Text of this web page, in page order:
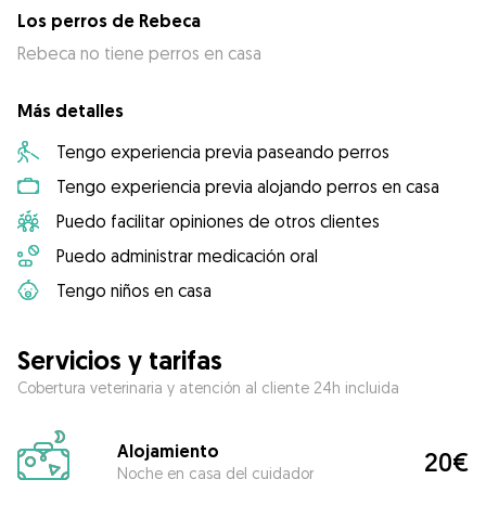
Los perros de Rebeca
Rebeca no tiene perros en casa
Más detalles
Tengo experiencia previa paseando perros
Tengo experiencia previa alojando perros en casa
Puedo facilitar opiniones de otros clientes
Puedo administrar medicación oral
Tengo niños en casa
Servicios y tarifas
Cobertura veterinaria y atención al cliente 24h incluida
Alojamiento
Noche en casa del cuidador 20€